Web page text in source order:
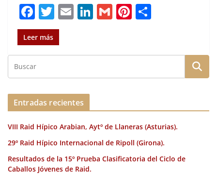
F
a
c
e
b
o
o
k
T
w
it
te
r
E
m
l
Li
n
e
dI
G
m
l
Pi
n
re
st
p
a
Leer más
Entradas recientes
VIII Raid Hípico Arabian, Aytº de Llaneras (Asturias).
29º Raid Hípico Internacional de Ripoll (Girona).
Resultados de la 15º Prueba Clasificatoria del Ciclo de
Caballos Jóvenes de Raid.